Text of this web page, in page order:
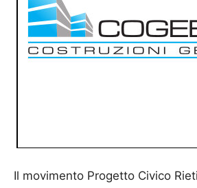
Il movimento Progetto Civico